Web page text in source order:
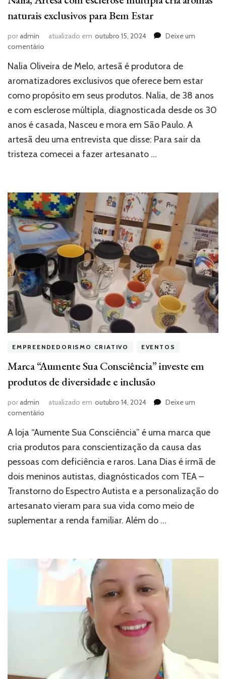
naturais exclusivos para Bem Estar
poradmin atualizado em outubro 15, 2024
Deixe um
comentário
Artesã
com
múltipla
cria
aromas
naturais
exclusivos
para
Nalia Oliveira de Melo, artesã é produtora de
aromatizadores exclusivos que oferece bem estar
como propósito em seus produtos. Nalia, de 38 anos
e com esclerose múltipla, diagnosticada desde os 30
anos é casada, Nasceu e mora em São Paulo. A
artesã deu uma entrevista que disse: Para sair da
tristeza comecei a fazer artesanato …
EMPREENDEDORISMO CRIATIVO EVENTOS
Marca “Aumente Sua Consciência” investe em
produtos de diversidade e inclusão
poradmin atualizado em outubro 14, 2024
Deixe um
comentário
“Aumente
Sua
Consciência”
investe
em
produtos
de
diversidade
e
A loja “Aumente Sua Consciência” é uma marca que
cria produtos para conscientização da causa das
pessoas com deficiência e raros. Lana Dias é irmã de
dois meninos autistas, diagnósticados com TEA –
Transtorno do Espectro Autista e a personalização do
artesanato vieram para sua vida como meio de
suplementar a renda familiar. Além do …